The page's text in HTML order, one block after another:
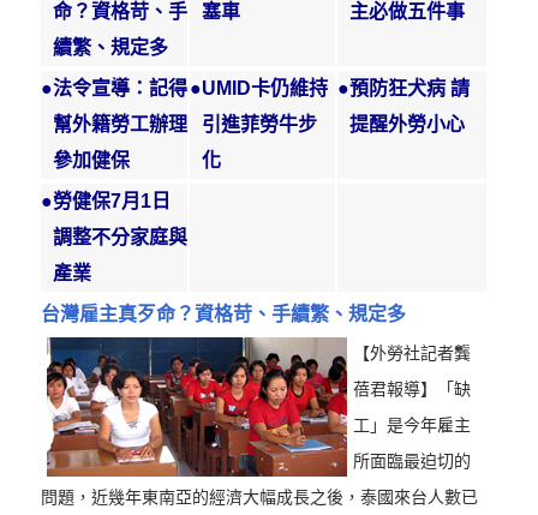
命？資格苛、手
續繁、規定多
塞車
主必做五件事
●法令宣導：記得
幫外籍勞工辦理
參加健保
●UMID卡仍維持
引進菲勞牛步
化
●預防狂犬病 請
提醒外勞小心
●勞健保7月1日
調整不分家庭與
產業
台灣雇主真歹命？資格苛、手續繁、規定多
【外勞社記者龔
蓓君報導】「缺
工」是今年雇主
所面臨最迫切的
問題，近幾年東南亞的經濟大幅成長之後，泰國來台人數已